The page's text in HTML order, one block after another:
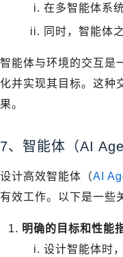
在多智能体系
同时，智能体
智能体与环境的交互是
化并实现其目标。这种
果。
7、智能体（AI
设计高效智能体（AI
有效工作。以下是一些
明确的目标和性能
设计智能体时